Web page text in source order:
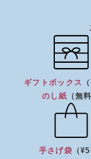
ギフトボックス
のし紙 （無
手さげ袋 （